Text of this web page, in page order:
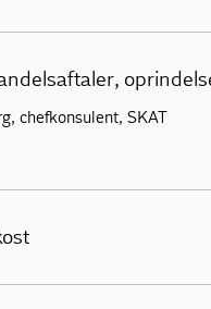
chefkonsulent, SKAT